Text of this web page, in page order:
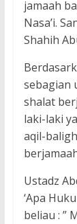
jamaah
Nasa’i.
Shahih
sebagian
shalat
laki-laki
aqil-
Ustadz
‘Apa
beliau : ”